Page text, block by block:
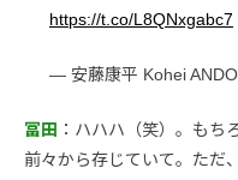
https://t.co/L8QNxgabc7
— 安藤康平 Kohei
冨田 ：ハハハ（笑）。もち
前々から存じていて。ただ